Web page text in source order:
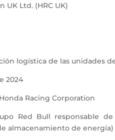
UK Ltd. (HRC UK)
logística de las unidades
2024
Racing Corporation
Red Bull responsable
almacenamiento de energía)